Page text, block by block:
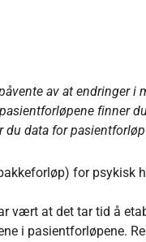
av at endringer
finner du
du data for pasientforløp
for psykisk
vært at det tar tid å
i pasientforløpene.